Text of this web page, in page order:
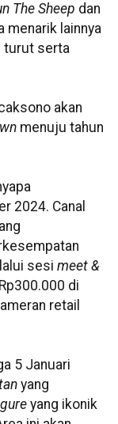
The Sheep dan
menarik lainnya
turut serta
akan
menuju tahun
2024. Canal
sesi meet &
di
retail
5 Januari
yang
yang ikonik